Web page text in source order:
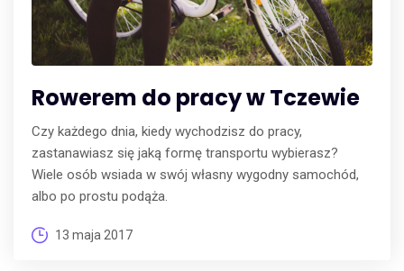
Rowerem do pracy w Tczewie
Czy każdego dnia, kiedy wychodzisz do pracy,
zastanawiasz się jaką formę transportu wybierasz?
Wiele osób wsiada w swój własny wygodny samochód,
albo po prostu podąża.
13 maja 2017